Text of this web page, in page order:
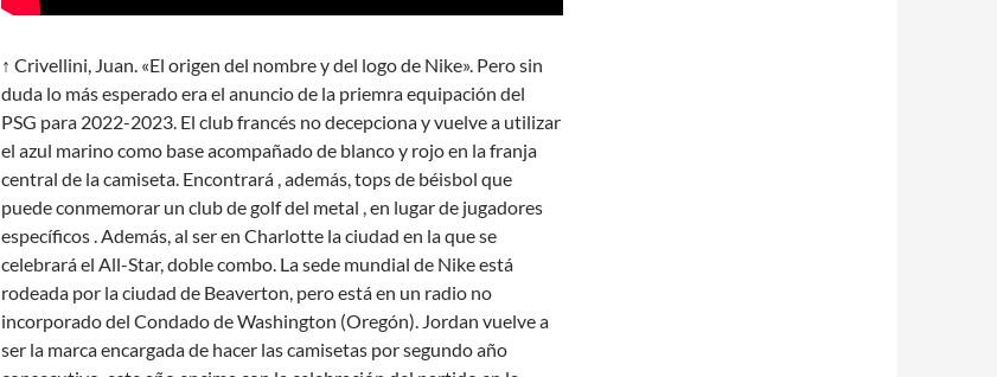
↑ Crivellini, Juan. «El origen del nombre y del logo de Nike». Pero sin
duda lo más esperado era el anuncio de la priemra equipación del
PSG para 2022-2023. El club francés no decepciona y vuelve a utilizar
el azul marino como base acompañado de blanco y rojo en la franja
central de la camiseta. Encontrará , además, tops de béisbol que
puede conmemorar un club de golf del metal , en lugar de jugadores
específicos . Además, al ser en Charlotte la ciudad en la que se
celebrará el All-Star, doble combo. La sede mundial de Nike está
rodeada por la ciudad de Beaverton, pero está en un radio no
incorporado del Condado de Washington (Oregón). Jordan vuelve a
ser la marca encargada de hacer las camisetas por segundo año